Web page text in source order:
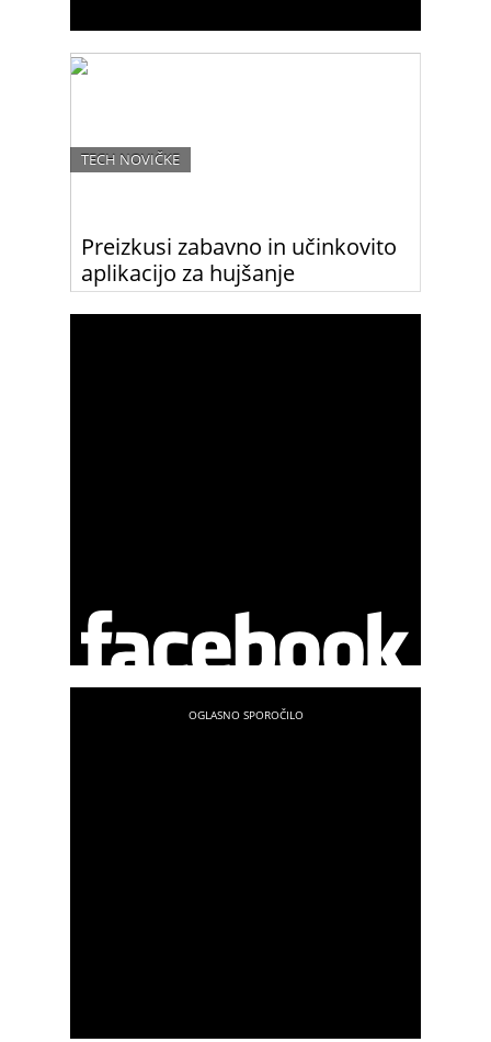
Preizkusi zabavno in učinkovito
aplikacijo za hujšanje
TECH NOVIČKE